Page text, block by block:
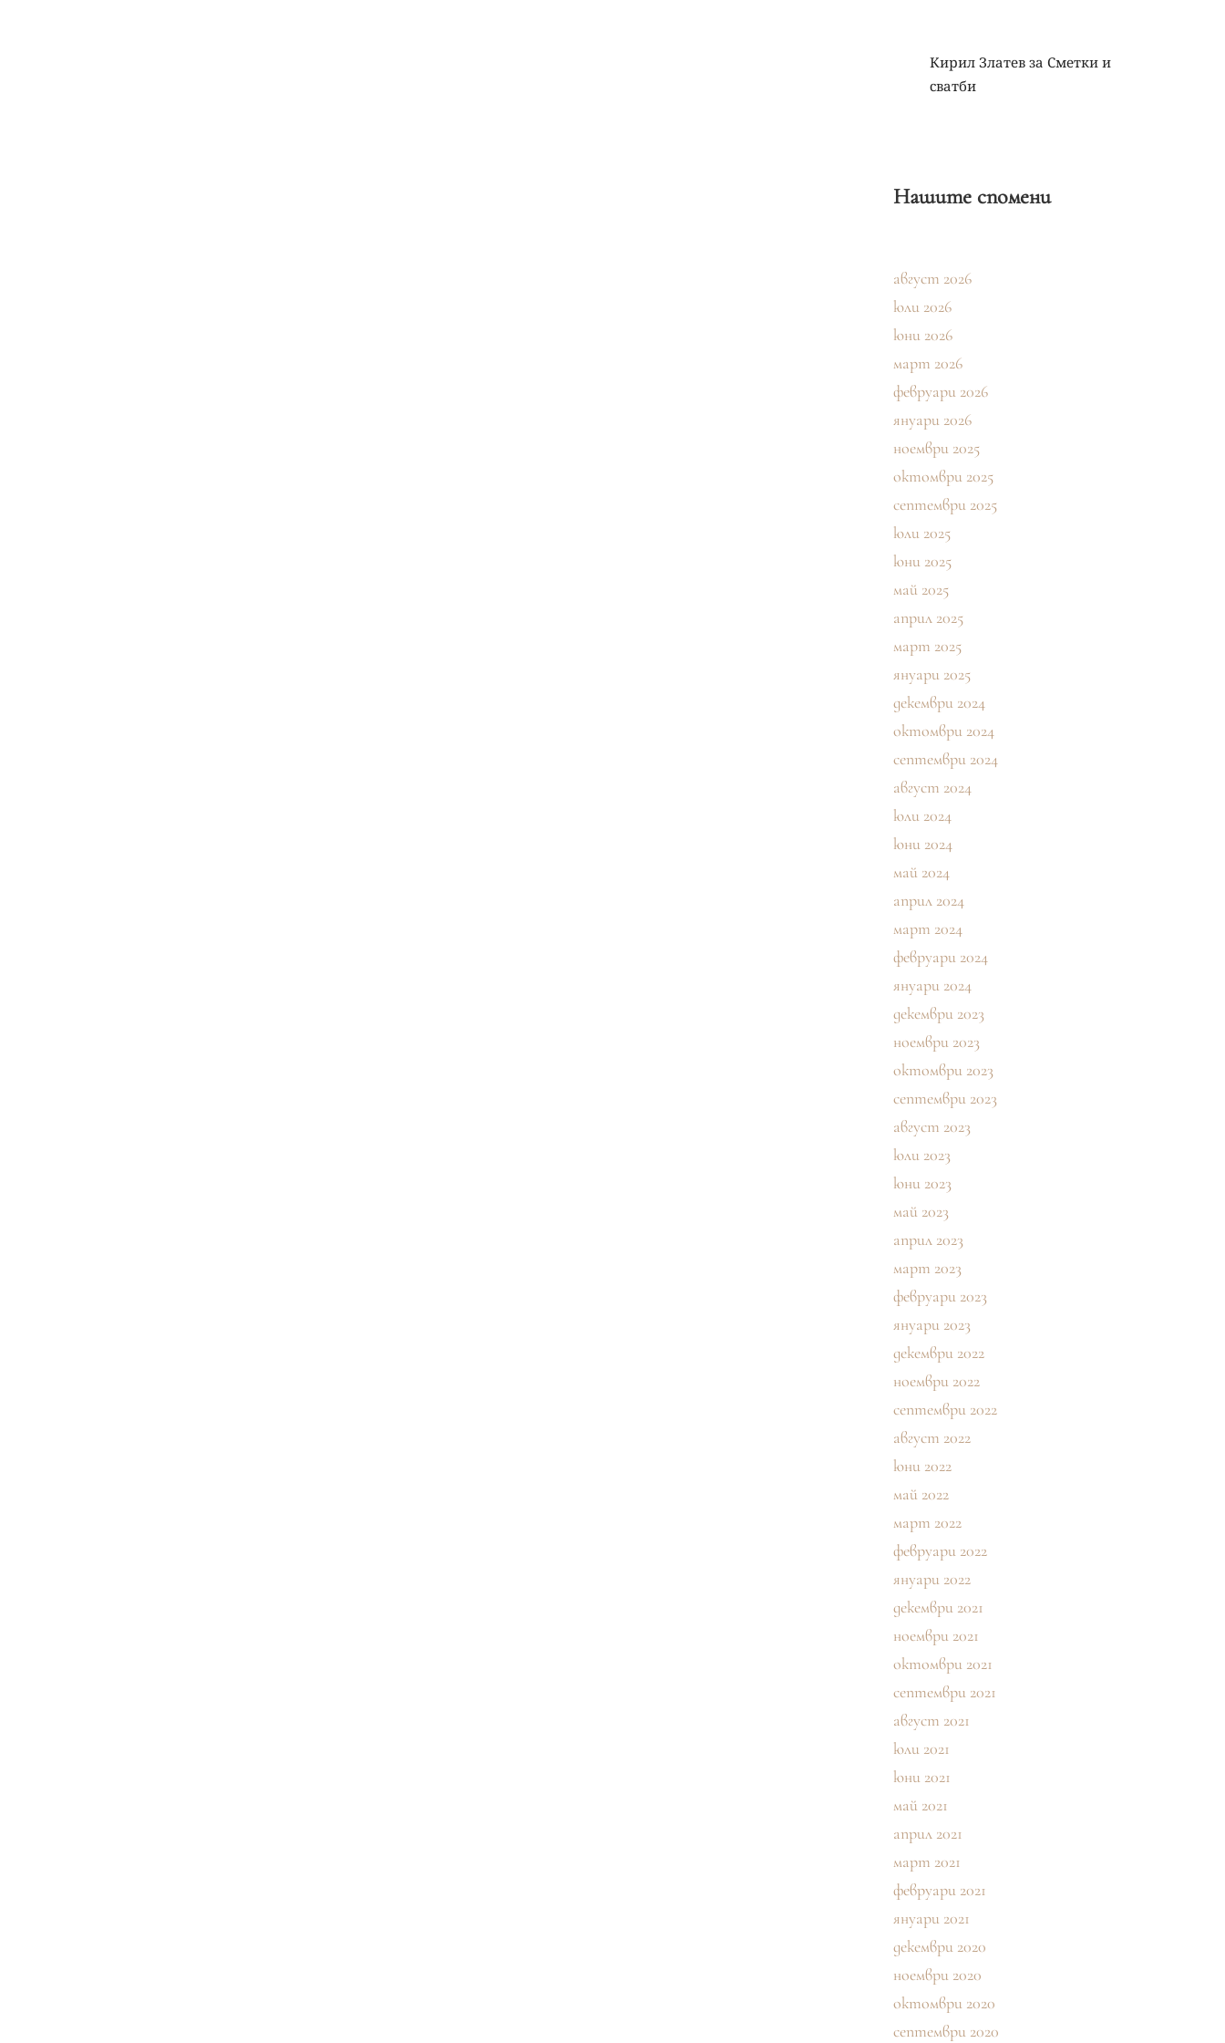
Кирил Златевза Сметки и
сватби
Нашите спомени
август 2026
юли 2026
юни 2026
март 2026
февруари 2026
януари 2026
ноември 2025
октомври 2025
септември 2025
юли 2025
юни 2025
май 2025
април 2025
март 2025
януари 2025
декември 2024
октомври 2024
септември 2024
август 2024
юли 2024
юни 2024
май 2024
април 2024
март 2024
февруари 2024
януари 2024
декември 2023
ноември 2023
октомври 2023
септември 2023
август 2023
юли 2023
юни 2023
май 2023
април 2023
март 2023
февруари 2023
януари 2023
декември 2022
ноември 2022
септември 2022
август 2022
юни 2022
май 2022
март 2022
февруари 2022
януари 2022
декември 2021
ноември 2021
октомври 2021
септември 2021
август 2021
юли 2021
юни 2021
май 2021
април 2021
март 2021
февруари 2021
януари 2021
декември 2020
ноември 2020
октомври 2020
септември 2020